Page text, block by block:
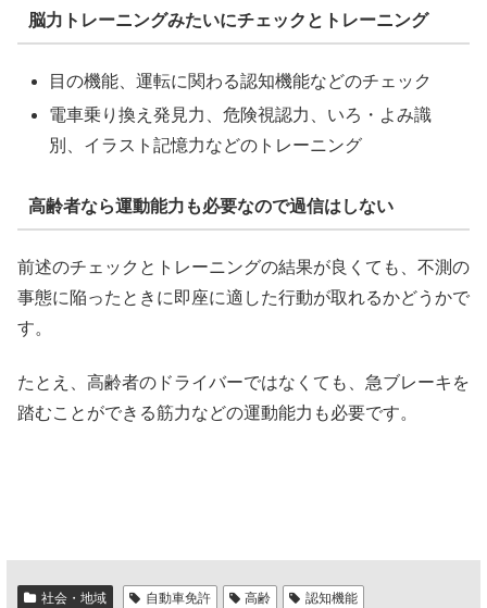
脳力トレーニングみたいにチェックとトレーニング
目の機能、運転に関わる認知機能などのチェック
電車乗り換え発見力、危険視認力、いろ・よみ識
別、イラスト記憶力などのトレーニング
高齢者なら運動能力も必要なので過信はしない
前述のチェックとトレーニングの結果が良くても、不測の
事態に陥ったときに即座に適した行動が取れるかどうかで
す。
たとえ、高齢者のドライバーではなくても、急ブレーキを
踏むことができる筋力などの運動能力も必要です。
社会・地域 自動車免許 高齢 認知機能